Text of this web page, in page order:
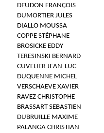
DEUDON FRANÇOIS
DUMORTIER JULES
DIALLO MOUSSA
COPPE STÉPHANE
BROSICKE EDDY
TERESINSKI BERNARD
CUVELIER JEAN-LUC
DUQUENNE MICHEL
VERSCHAEVE XAVIER
RAVEZ CHRISTOPHE
BRASSART SEBASTIEN
DUBRUILLE MAXIME
PALANGA CHRISTIAN